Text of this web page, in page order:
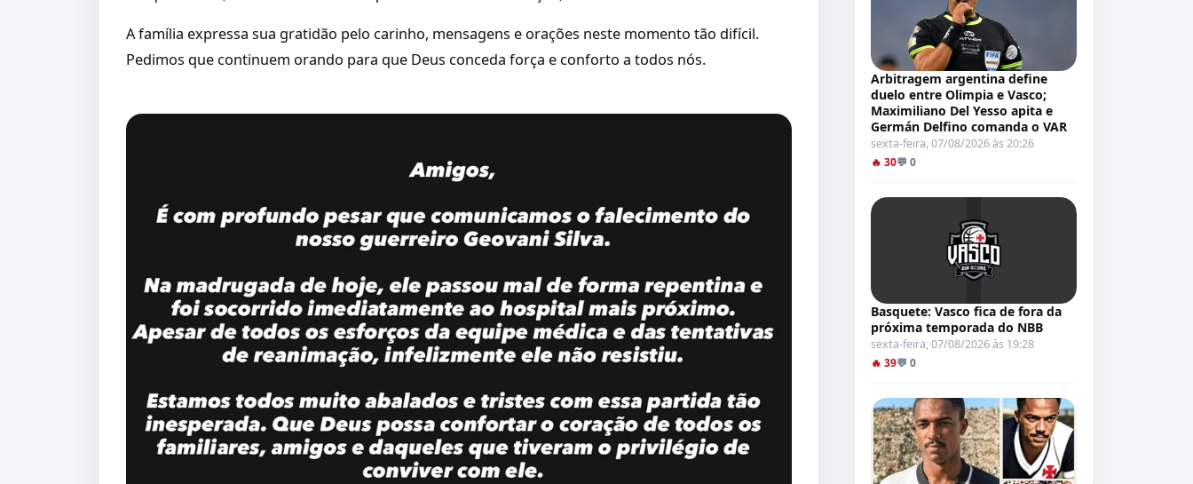
A família expressa sua gratidão pelo carinho, mensagens e orações neste momento tão difícil.
Pedimos que continuem orando para que Deus conceda força e conforto a todos nós.
Arbitragem argentina define
duelo entre Olimpia e Vasco;
Maximiliano Del Yesso apita e
Germán Delfino comanda o VAR
sexta-feira, 07/08/2026 às 20:26
🔥 30💬 0
Basquete: Vasco fica de fora da
próxima temporada do NBB
sexta-feira, 07/08/2026 às 19:28
🔥 39💬 0